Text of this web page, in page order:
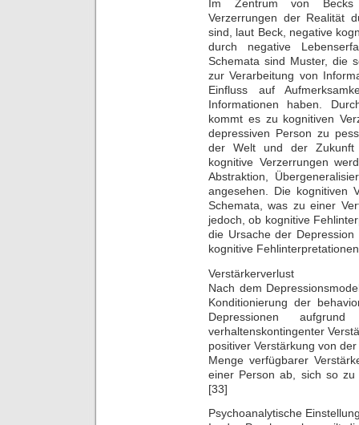
Im Zentrum von Becks
Verzerrungen der Realität
sind, laut Beck, negative
durch negative
Schemata sind Muster, die
zur Verarbeitung von
Einfluss auf
Informationen haben.
kommt es zu kognitiven
depressiven Person zu
der Welt und der Zukunft
kognitive Verzerrungen
Abstraktion,
angesehen. Die kognitiven
Schemata, was zu einer
jedoch, ob kognitive
die Ursache der
kognitive
Verstärkerverlust
Nach dem
Konditionierung der
Depressionen
verhaltenskontingenter
positiver Verstärkung von
Menge verfügbarer
einer Person ab, sich so zu
[33]
Psychoanalytische